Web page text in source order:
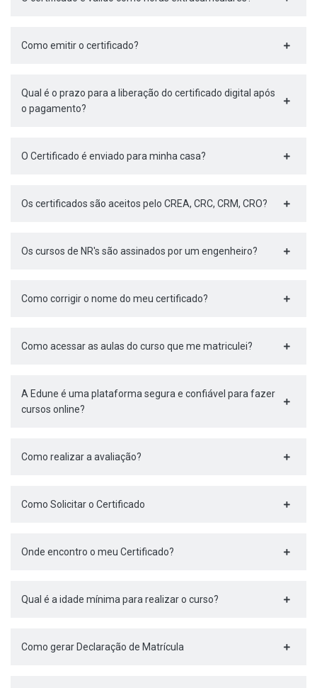
Como emitir o certificado?
Qual é o prazo para a liberação do certificado digital após
o pagamento?
O Certificado é enviado para minha casa?
Os certificados são aceitos pelo CREA, CRC, CRM, CRO?
Os cursos de NR's são assinados por um engenheiro?
Como corrigir o nome do meu certificado?
Como acessar as aulas do curso que me matriculei?
A Edune é uma plataforma segura e confiável para fazer
cursos online?
Como realizar a avaliação?
Como Solicitar o Certificado
Onde encontro o meu Certificado?
Qual é a idade mínima para realizar o curso?
Como gerar Declaração de Matrícula